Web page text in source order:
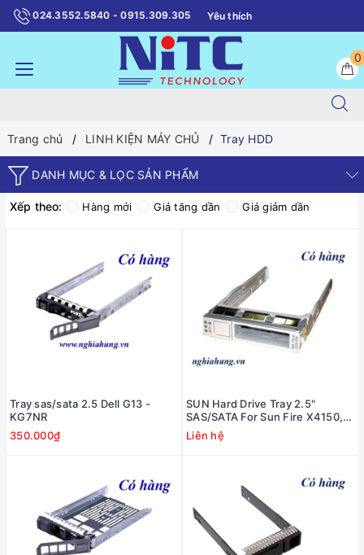
024.3552.5840 - 0915.309.305 Yêu thích
0
Trang chủ LINH KIỆN MÁY CHỦ Tray HDD
DANH MỤC & LỌC SẢN PHẨM
Xếp theo: Hàng mới Giá tăng dần Giá giảm dần
Tray sas/sata 2.5 Dell G13 -
KG7NR
350.000₫
SUN Hard Drive Tray 2.5"
SAS/SATA For Sun Fire X4150,
X4450, X4140, X4170, X4270,
X4470SPARC Enterprise T5120,
Liên hệ